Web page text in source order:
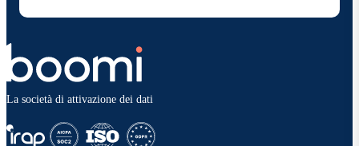
La società di attivazione dei dati